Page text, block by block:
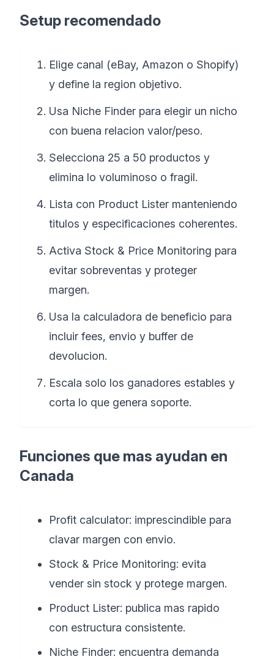
Setup recomendado
Elige canal (eBay, Amazon o Shopify)
y define la region objetivo.
Usa Niche Finder para elegir un nicho
con buena relacion valor/peso.
Selecciona 25 a 50 productos y
elimina lo voluminoso o fragil.
Lista con Product Lister manteniendo
titulos y especificaciones coherentes.
Activa Stock & Price Monitoring para
evitar sobreventas y proteger
margen.
Usa la calculadora de beneficio para
incluir fees, envio y buffer de
devolucion.
Escala solo los ganadores estables y
corta lo que genera soporte.
Funciones que mas ayudan en
Canada
Profit calculator: imprescindible para
clavar margen con envio.
Stock & Price Monitoring: evita
vender sin stock y protege margen.
Product Lister: publica mas rapido
con estructura consistente.
Niche Finder: encuentra demanda